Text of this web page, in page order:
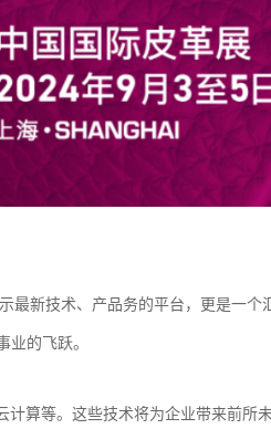
最新技术、产品务的平台，更是一个
的飞跃。
算等。这些技术将为企业带来前所